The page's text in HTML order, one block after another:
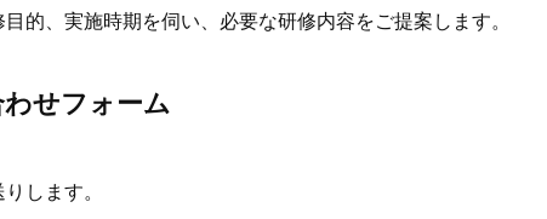
的、実施時期を伺い、必要な研修内容をご提案します。
せフォーム
します。